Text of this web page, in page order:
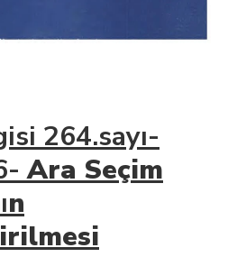
264.sayı-
Ara Seçim
ın